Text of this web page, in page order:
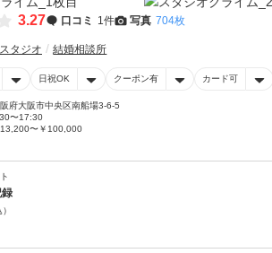
3.27 口コミ 1件 写真 704枚
タジオ 結婚相談所
日祝OK クーポン有 カード可
府大阪市中央区南船場3-6-5
〜17:30
13,200〜￥100,000
録